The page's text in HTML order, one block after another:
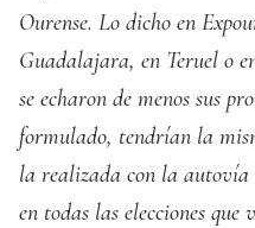
Ourense. Lo dicho en
Guadalajara, en Teruel o
se echaron de menos sus
formulado, tendrían la
la realizada con la autovía
en todas las elecciones que